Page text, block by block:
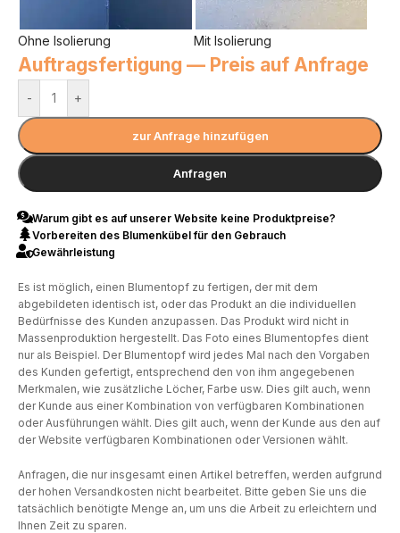
Ohne Isolierung Mit Isolierung
Auftragsfertigung — Preis auf Anfrage
- +
zur Anfrage hinzufügen
Anfragen
Warum gibt es auf unserer Website keine Produktpreise?
Vorbereiten des Blumenkübel für den Gebrauch
Gewährleistung
Es ist möglich, einen Blumentopf zu fertigen, der mit dem
abgebildeten identisch ist, oder das Produkt an die individuellen
Bedürfnisse des Kunden anzupassen. Das Produkt wird nicht in
Massenproduktion hergestellt. Das Foto eines Blumentopfes dient
nur als Beispiel. Der Blumentopf wird jedes Mal nach den Vorgaben
des Kunden gefertigt, entsprechend den von ihm angegebenen
Merkmalen, wie zusätzliche Löcher, Farbe usw. Dies gilt auch, wenn
der Kunde aus einer Kombination von verfügbaren Kombinationen
oder Ausführungen wählt. Dies gilt auch, wenn der Kunde aus den auf
der Website verfügbaren Kombinationen oder Versionen wählt.
Anfragen, die nur insgesamt einen Artikel betreffen, werden aufgrund
der hohen Versandkosten nicht bearbeitet. Bitte geben Sie uns die
tatsächlich benötigte Menge an, um uns die Arbeit zu erleichtern und
Ihnen Zeit zu sparen.